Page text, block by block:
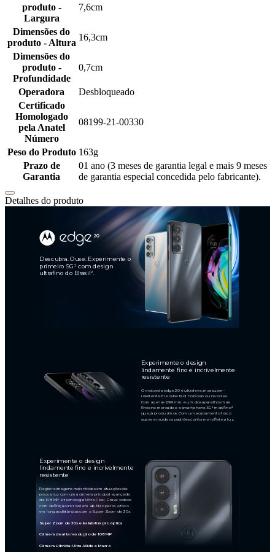
produto -
Largura
7,6cm
Dimensões do
produto - Altura
16,3cm
Dimensões do
produto -
Profundidade
0,7cm
Operadora
Desbloqueado
Certificado
Homologado
pela Anatel
Número
08199-21-00330
Peso do Produto 163g
Prazo de
Garantia
01 ano (3 meses de garantia legal e mais 9 meses
de garantia especial concedida pelo fabricante).
Detalhes do produto